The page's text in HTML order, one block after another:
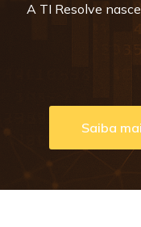
A TI Resolve
Saiba